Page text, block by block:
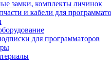
замки, комплекты личинок
и кабели для
для программаторов